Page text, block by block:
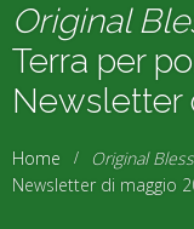
Original
Terra per
Newsletter
Home Original
Newsletter di maggio